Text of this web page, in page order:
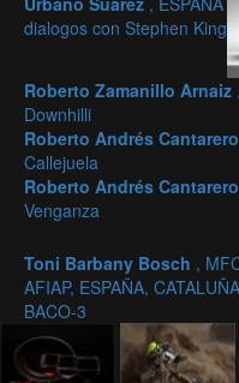
dialogos con Stephen King
Roberto Zamanillo Arnaiz
Downhilli
Roberto Andrés Cantarero
Callejuela
Roberto Andrés Cantarero
Venganza
Toni Barbany Bosch ,
AFIAP, ESPAÑA, CATALUÑA
BACO-3